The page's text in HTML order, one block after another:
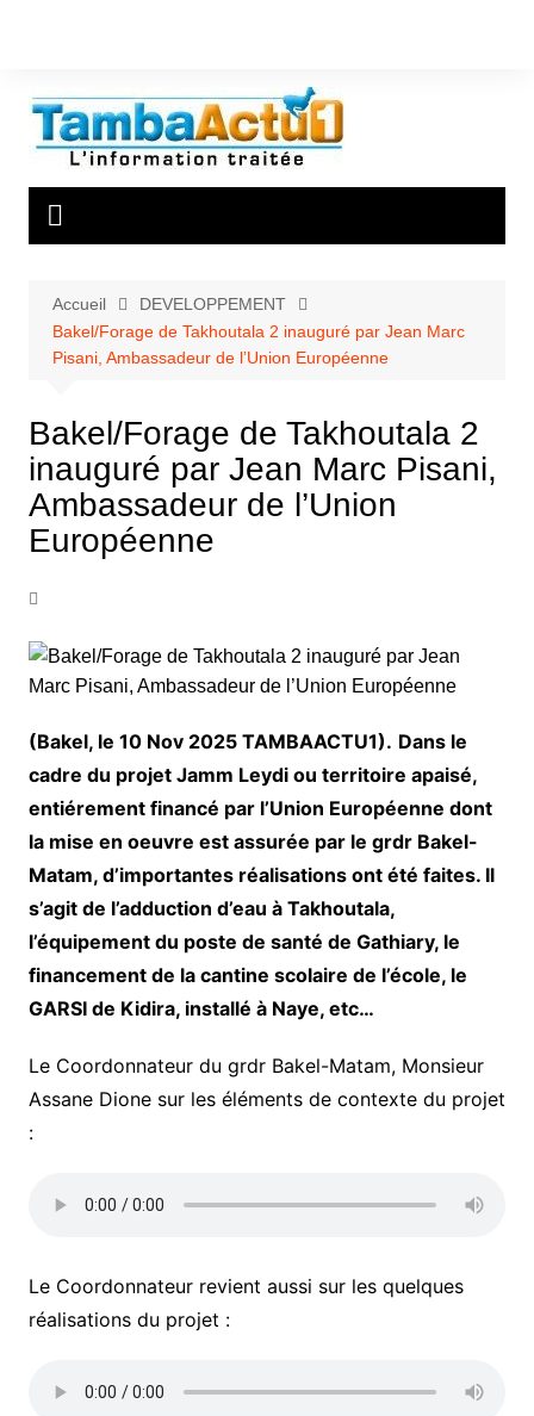
Accueil
DEVELOPPEMENT
Bakel/Forage de Takhoutala 2 inauguré par Jean Marc
Pisani, Ambassadeur de l’Union Européenne
Bakel/Forage de Takhoutala 2
inauguré par Jean Marc Pisani,
Ambassadeur de l’Union
Européenne
(Bakel, le 10 Nov 2025 TAMBAACTU1). Dans le
cadre du projet Jamm Leydi ou territoire apaisé,
entiérement financé par l’Union Européenne dont
la mise en oeuvre est assurée par le grdr Bakel-
Matam, d’importantes réalisations ont été faites. Il
s’agit de l’adduction d’eau à Takhoutala,
l’équipement du poste de santé de Gathiary, le
financement de la cantine scolaire de l’école, le
GARSI de Kidira, installé à Naye, etc…
Le Coordonnateur du grdr Bakel-Matam, Monsieur
Assane Dione sur les éléments de contexte du projet
:
Le Coordonnateur revient aussi sur les quelques
réalisations du projet :